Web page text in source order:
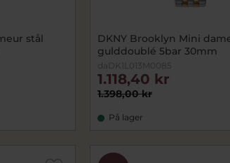
stål
DKNY Brooklyn Mini
gulddoublé 5bar 30mm
daDK1L013M0085
1.398,00 kr
1.118,40 kr
På lager